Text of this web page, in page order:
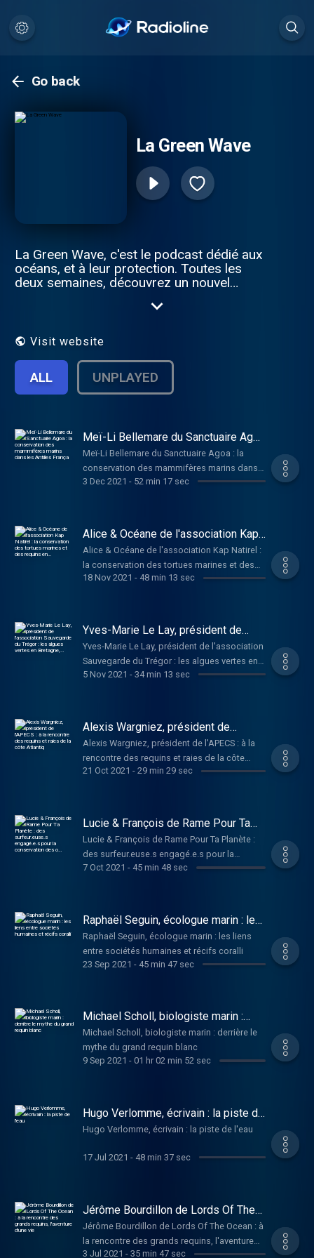
Go back
La Green Wave
La Green Wave, c'est le podcast dédié aux
océans, et à leur protection. Toutes les
deux semaines, découvrez un nouvel
ensemble, nous discuterons,
menaces environnementales liées aux
limiter. Présenté par Margot Arabadjieva.
Visit website
ALL UNPLAYED
Meï-Li Bellemare du Sanctuaire Agoa
: la conservation des mammifères
marins dans les Antilles França
Meï-Li Bellemare du Sanctuaire Agoa : la
conservation des mammifères marins dans
les Antilles França
3 Dec 2021 - 52 min 17 sec
Alice & Océane de l'association Kap
Natirel : la conservation des tortues
marines et des requins en…
Alice & Océane de l'association Kap Natirel :
la conservation des tortues marines et des
requins en…
18 Nov 2021 - 48 min 13 sec
Yves-Marie Le Lay, président de
l'association Sauvegarde du Trégor :
les algues vertes en Bretagne,…
Yves-Marie Le Lay, président de l'association
Sauvegarde du Trégor : les algues vertes en
Bretagne,…
5 Nov 2021 - 34 min 13 sec
Alexis Wargniez, président de
l'APECS : à la rencontre des requins
et raies de la côte Atlantiq
Alexis Wargniez, président de l'APECS : à la
rencontre des requins et raies de la côte
Atlantiq
21 Oct 2021 - 29 min 29 sec
Lucie & François de Rame Pour Ta
Planète : des surfeur.euse.s
engagé.e.s pour la conservation des
o…
Lucie & François de Rame Pour Ta Planète :
des surfeur.euse.s engagé.e.s pour la
conservation des o…
7 Oct 2021 - 45 min 48 sec
Raphaël Seguin, écologue marin : les
liens entre sociétés humaines et
récifs coralli
Raphaël Seguin, écologue marin : les liens
entre sociétés humaines et récifs coralli
23 Sep 2021 - 45 min 47 sec
Michael Scholl, biologiste marin :
derrière le mythe du grand requin
blanc
Michael Scholl, biologiste marin : derrière le
mythe du grand requin blanc
9 Sep 2021 - 01 hr 02 min 52 sec
Hugo Verlomme, écrivain : la piste de
l'eau
Hugo Verlomme, écrivain : la piste de l'eau
17 Jul 2021 - 48 min 37 sec
Jérôme Bourdillon de Lords Of The
Ocean : à la rencontre des grands
requins, l'aventure d'une vie
Jérôme Bourdillon de Lords Of The Ocean : à
la rencontre des grands requins, l'aventure
d'une vie
3 Jul 2021 - 35 min 47 sec